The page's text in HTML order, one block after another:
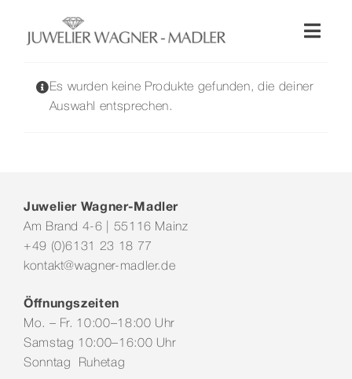
springen
Wellendorff
Service & Leistungen
Es wurden keine Produkte gefunden, die deiner
Auswahl entsprechen.
Juwelier Wagner-Madler
Am Brand 4-6 | 55116 Mainz
+49 (0)6131 23 18 77
kontakt@wagner-madler.de
Öffnungszeiten
Mo. – Fr. 10:00–18:00 Uhr
Samstag 10:00–16:00 Uhr
Sonntag Ruhetag